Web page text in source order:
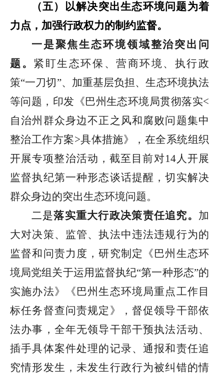
（五）以解决突出生态环境问题为着
力点，加强行政权力的制约监督。
一是聚焦生态环境领域整治突出问
题 。 紧盯生态环保、营商环境、执行政
策“一刀切”、加重基层负担、生态环境执法
等问题，印发《巴州生态环境局贯彻落实<
自治州群众身边不正之风和腐败问题集中
整治工作方案>具体措施》，在全系统组织
开展专项整治活动，截至目前对14人开展
监督执纪第一种形态谈话提醒，切实解决
群众身边的突出生态环境问题。
二是落实重大行政决策责任追究。 加
大对决策、监管、执法中违法违规行为的
监督和问责力度，研究制定《巴州生态环
境局党组关于运用监督执纪“第一种形态”的
实施办法》《巴州生态环境局重点工作目
标任务督查问责规定》，督促领导干部依
法办事，全年无领导干部干预执法活动、
插手具体案件处理的记录、通报和责任追
究情形发生，未发生行政行为被纠错的情